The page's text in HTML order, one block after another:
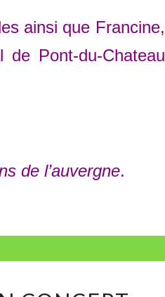
ainsi que Francine,
Pont-du-Chateau
de l’auvergne.